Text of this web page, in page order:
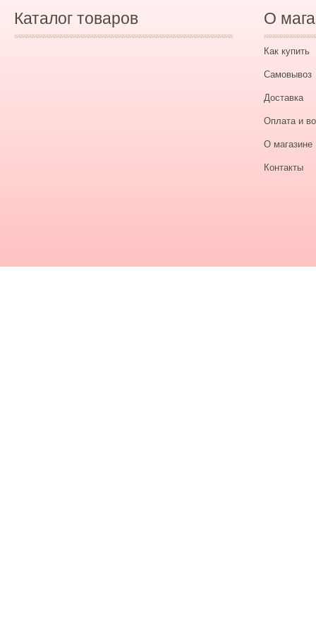
Каталог товаров О
Как купить
Самовывоз
Доставка
Оплата и
О магазине
Контакты